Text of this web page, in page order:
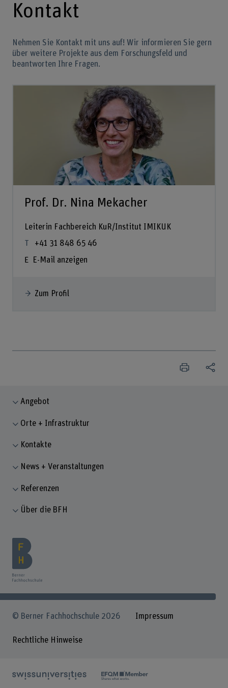
Kontakt
Nehmen Sie Kontakt mit uns auf! Wir informieren Sie gern
über weitere Projekte aus dem Forschungsfeld und
beantworten Ihre Fragen.
Prof. Dr. Nina Mekacher
Leiterin Fachbereich KuR/Institut IMIKUK
+41 31 848 65 46
E-Mail anzeigen
Zum Profil
Angebot
Orte + Infrastruktur
Kontakte
News + Veranstaltungen
Referenzen
Über die BFH
© Berner Fachhochschule 2026 Impressum
Rechtliche Hinweise